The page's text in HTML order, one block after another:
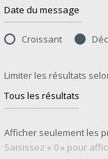
Croissant
Limiter les résultats
Afficher seulement les
Saisissez « 0 » pour